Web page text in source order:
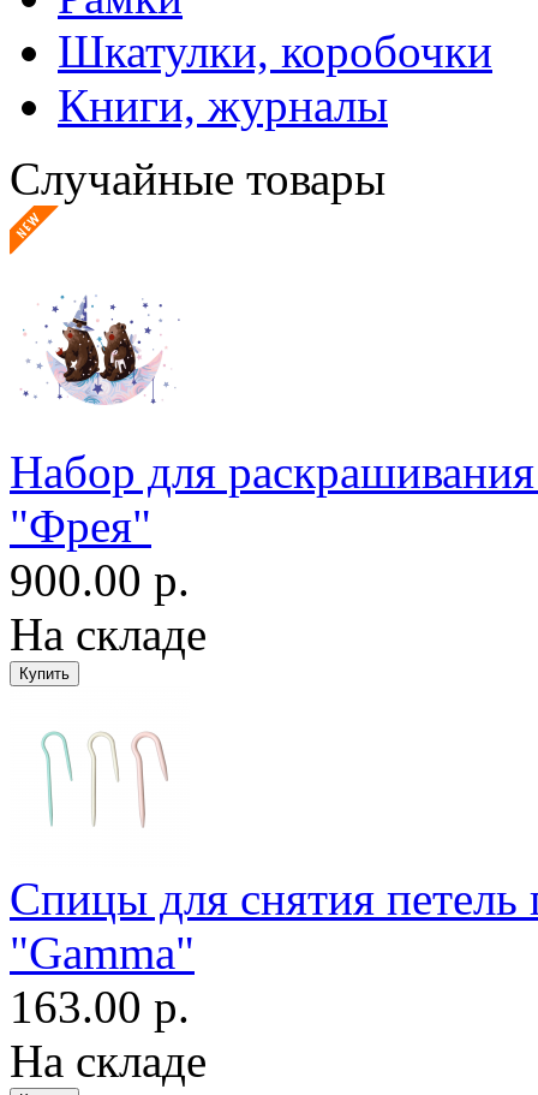
Шкатулки, коробочки
Книги, журналы
Случайные товары
Набор для
"Фрея"
900.00 р.
На складе
Спицы для снятия
"Gamma"
163.00 р.
На складе